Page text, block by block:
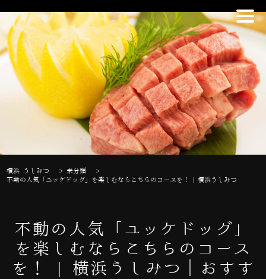
横浜 うしみつ >未分類
>
不動の人気「ユッケドッグ」を楽しむならこちらのコースを！ | 横浜うしみつ
不動の人気「ユッケドッグ」
を楽しむならこちらのコース
を！ | 横浜うしみつ｜おすす